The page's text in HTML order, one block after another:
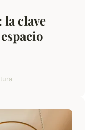
la clave